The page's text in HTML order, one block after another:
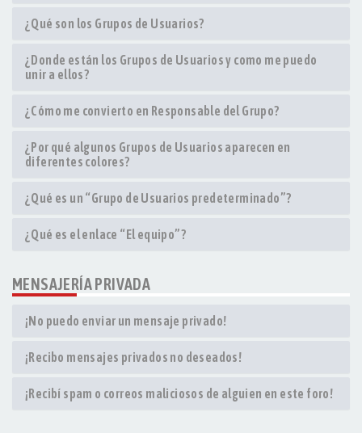
¿Qué son los Grupos de Usuarios?
¿Donde están los Grupos de Usuarios y como me puedo
unir a ellos?
¿Cómo me convierto en Responsable del Grupo?
¿Por qué algunos Grupos de Usuarios aparecen en
diferentes colores?
¿Qué es un “Grupo de Usuarios predeterminado”?
¿Qué es el enlace “El equipo”?
MENSAJERÍA PRIVADA
¡No puedo enviar un mensaje privado!
¡Recibo mensajes privados no deseados!
¡Recibí spam o correos maliciosos de alguien en este foro!